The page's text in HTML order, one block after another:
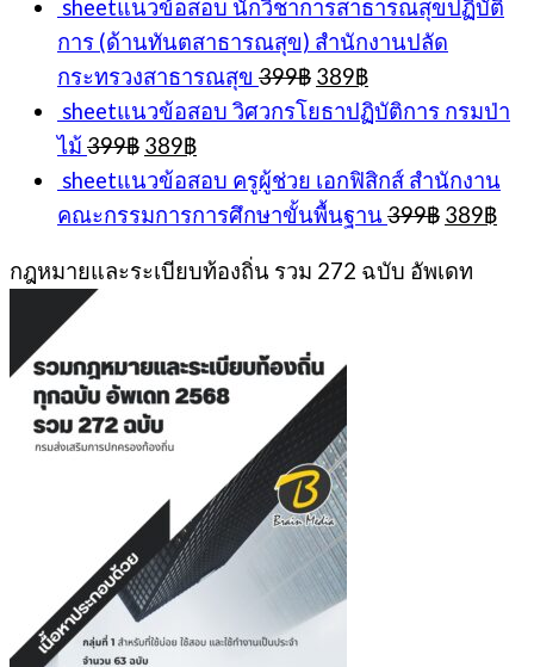
sheetแนวข้อสอบ นักวิชาการสาธารณสุขปฏิบัติ
การ (ด้านทันตสาธารณสุข) สำนักงานปลัด
กระทรวงสาธารณสุข 399฿ Original
price
was:
389฿Current
price
is:
sheetแนวข้อสอบ วิศวกรโยธาปฏิบัติการ กรมป่า
ไม้ 399฿ Original
price
was:
399฿.
389฿Current
is:
389฿.
sheetแนวข้อสอบ ครูผู้ช่วย เอกฟิสิกส์ สำนักงาน
คณะกรรมการการศึกษาขั้นพื้นฐาน 399฿ Original
was:
389฿
กฎหมายและระเบียบท้องถิ่น รวม 272 ฉบับ อัพเดท